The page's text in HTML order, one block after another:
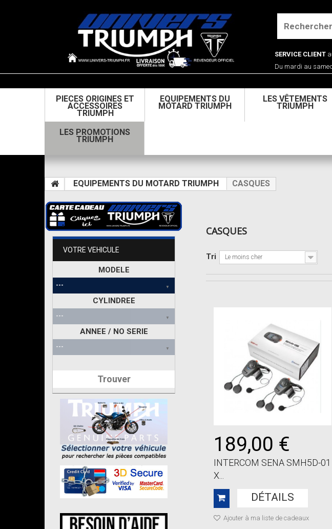
SERVICE CLIENT
Du mardi au
PIECES ORIGINES ET
ACCESSOIRES
TRIUMPH
EQUIPEMENTS DU
MOTARD TRIUMPH
LES VÊTEMENTS
TRIUMPH
LES PROMOTIONS
TRIUMPH
EQUIPEMENTS DU MOTARD TRIUMPH CASQUES
VOTRE VEHICULE
MODELE
CYLINDREE
ANNEE / NO SERIE
Trouver
CASQUES
Tri Le moins cher
189,00 €
INTERCOM SENA SMH5D-01
X...
DÉTAILS
Ajouter à ma liste de cadeaux